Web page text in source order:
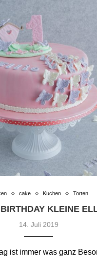
cake Kuchen Torten
KLEINE
14. Juli 2019
ist immer was ganz